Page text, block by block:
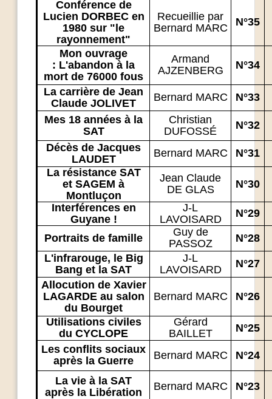
Conférence de
Lucien DORBEC en
1980 sur "le
rayonnement"
Recueillie par
Bernard MARC
N°35
Mon ouvrage
: L'abandon à la
mort de 76000 fous
Armand
AJZENBERG
N°34
La carrière de Jean
Claude JOLIVET
Bernard MARC N°33
Mes 18 années à la
SAT
Christian
DUFOSSÉ
N°32
Décès de Jacques
LAUDET
Bernard MARC N°31
La résistance SAT
et SAGEM à
Montluçon
Jean Claude
DE GLAS
N°30
Interférences en
Guyane !
J-L
LAVOISARD
N°29
Portraits de famille
Guy de
PASSOZ
N°28
L'infrarouge, le Big
Bang et la SAT
J-L
LAVOISARD
N°27
Allocution de Xavier
LAGARDE au salon
du Bourget
Bernard MARC N°26
Utilisations civiles
du CYCLOPE
Gérard
BAILLET
N°25
Les conflits sociaux
après la Guerre
Bernard MARC N°24
La vie à la SAT
après la Libération
Bernard MARC N°23